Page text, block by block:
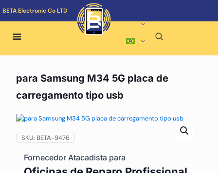
BETA Electronic Co LTD
para Samsung M34 5G placa de
carregamento tipo usb
SKU: BETA-9476
Fornecedor Atacadista para